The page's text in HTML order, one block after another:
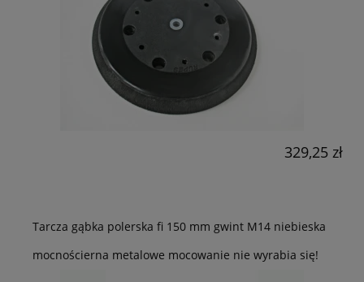
329,25 zł
Tarcza gąbka polerska fi 150 mm gwint M14 niebieska
mocnościerna metalowe mocowanie nie wyrabia się!